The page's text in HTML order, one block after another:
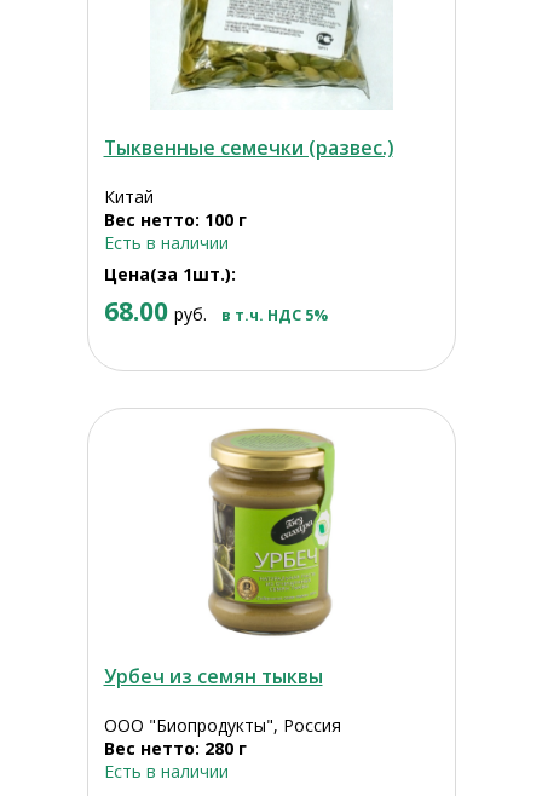
Тыквенные семечки (развес.)
Китай
Вес нетто: 100 г
Есть в наличии
Цена(за 1шт.):
68.00 руб. в т.ч. НДС 5%
Урбеч из семян тыквы
ООО "Биопродукты", Россия
Вес нетто: 280 г
Есть в наличии